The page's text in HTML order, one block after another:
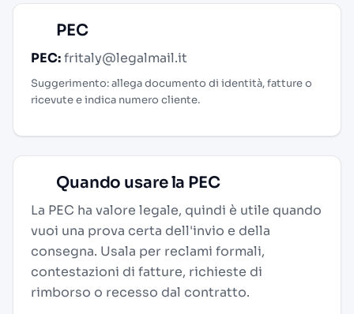
PEC
PEC:fritaly@legalmail.it
Suggerimento: allega documento di identità, fatture o
ricevute e indica numero cliente.
Quando usare la PEC
La PEC ha valore legale, quindi è utile quando
vuoi una prova certa dell'invio e della
consegna. Usala per reclami formali,
contestazioni di fatture, richieste di
rimborso o recesso dal contratto.